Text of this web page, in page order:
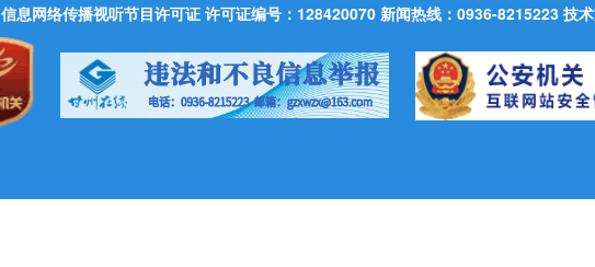
信息网络传播视听节目许可证 许可证编号：128420070 新闻热线：0936-8215223 技